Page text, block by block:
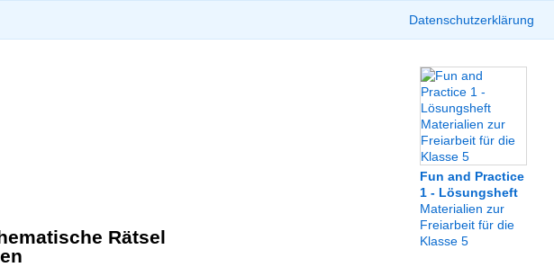
Datenschutzerklärung
Rätsel
Fun and Practice
1 - Lösungsheft
Materialien zur
Freiarbeit für die
Klasse 5